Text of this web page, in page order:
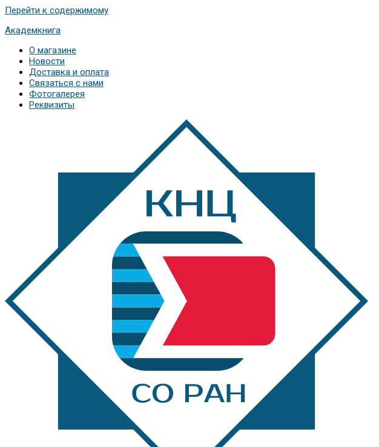
Перейти к содержимому
Академкнига
О магазине
Новости
Доставка и оплата
Связаться с нами
Фотогалерея
Реквизиты